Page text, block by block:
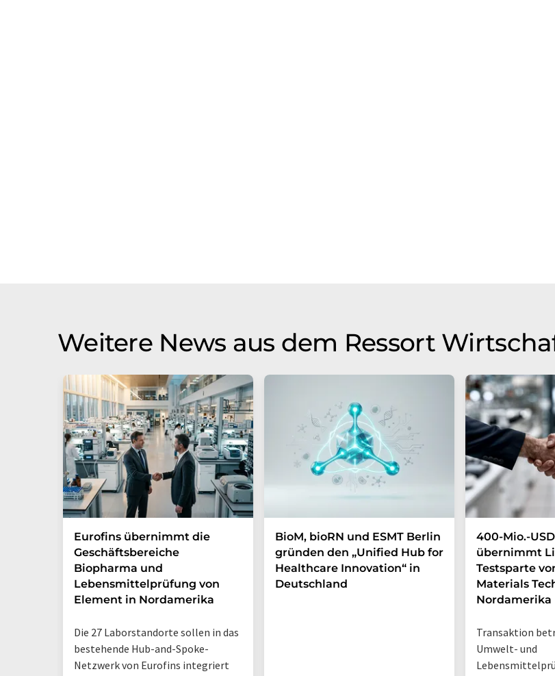
Weitere News aus dem Ressort
Eurofins übernimmt die
Geschäftsbereiche
Biopharma und
Lebensmittelprüfung von
Element in Nordamerika
Die 27 Laborstandorte sollen in das
bestehende Hub-and-Spoke-
Netzwerk von Eurofins integriert
BioM, bioRN und ESMT Berlin
gründen den „Unified Hub for
Healthcare Innovation“ in
Deutschland
400-Mio.-
übernimmt
Testsparte
Materials
Nordamerika
Transaktion
Umwelt- und